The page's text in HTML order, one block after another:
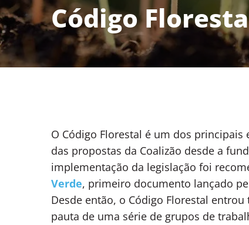
Código
O Código Florestal é um dos
das propostas da Coalizão desde a
implementação da legislação foi
Verde, primeiro documento lançado
Desde então, o Código Florestal
pauta de uma série de grupos de